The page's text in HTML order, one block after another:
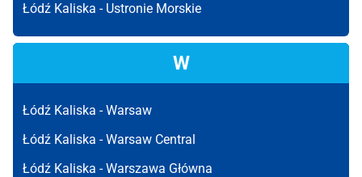
Łódź Kaliska - Ustronie Morskie
W
Łódź Kaliska -Warsaw
Łódź Kaliska -Warsaw Central
Łódź Kaliska -Warszawa Główna